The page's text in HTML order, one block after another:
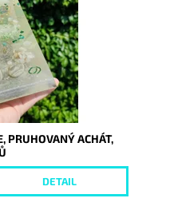
PRUHOVANÝ ACHÁT,
DETAIL